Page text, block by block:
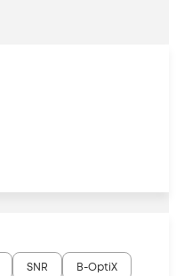
SNR B-OptiX